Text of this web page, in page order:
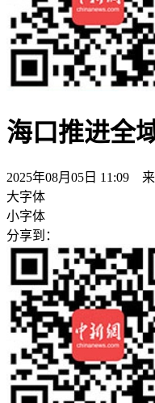
海口推进全
2025年08月05日 11:09 来
大字体
小字体
分享到：